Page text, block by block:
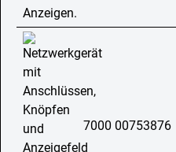
7000 00753876